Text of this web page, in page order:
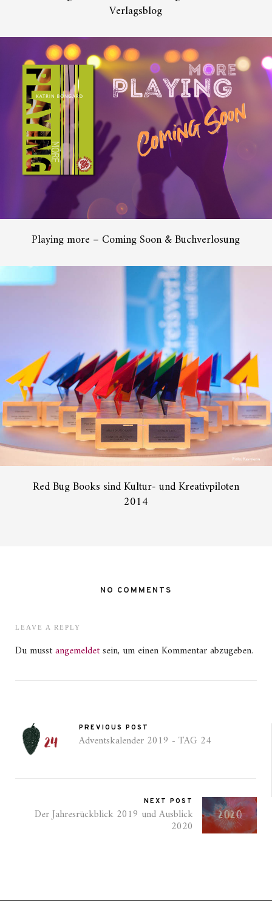
Verlagsblog
Playing more – Coming Soon & Buchverlosung
Red Bug Books sind Kultur- und Kreativpiloten
2014
NO COMMENTS
LEAVE A REPLY
Du musstangemeldetsein, um einen Kommentar abzugeben.
PREVIOUS POST
Adventskalender 2019 - TAG 24
NEXT POST
Der Jahresrückblick 2019 und Ausblick
2020